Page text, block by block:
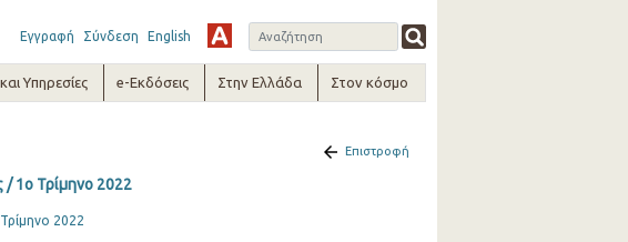
Εγγραφή Σύνδεση English
Υπηρεσίες e-Εκδόσεις Στην Ελλάδα Στον κόσμο
Επιστροφή
/ 1o Τρίμηνο 2022
2022